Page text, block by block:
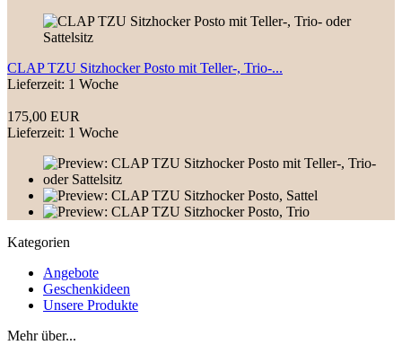
CLAP TZU Sitzhocker Posto mit Teller-, Trio-...
Lieferzeit: 1 Woche
175,00 EUR
Lieferzeit: 1 Woche
Kategorien
Angebote
Geschenkideen
Unsere Produkte
Mehr über...